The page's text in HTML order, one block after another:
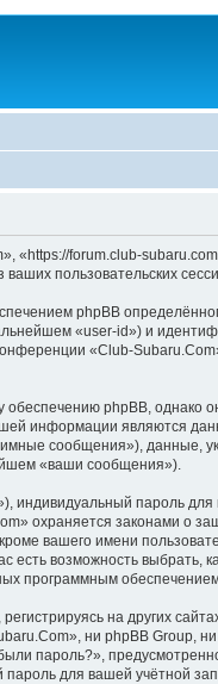
«https://forum.club-
пользовательских
phpBB
«user-id») и
«Club-
phpBB, однако
информации являются
сообщения»), данные,
«ваши сообщения»).
пароль
охраняется законами о
вашего имени
возможность выбрать,
программным
на других
ни phpBB Group,
пароль?»,
для вашей учётной